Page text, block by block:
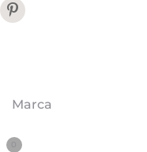
Marca